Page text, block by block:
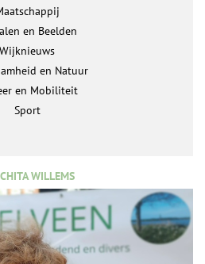
en Beelden
Wijknieuws
en Natuur
en Mobiliteit
Sport
WILLEMS